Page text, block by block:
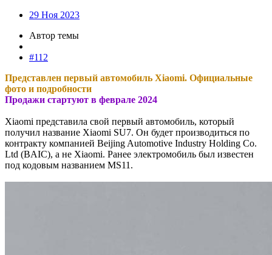
29 Ноя 2023
Автор темы
#112
Представлен первый автомобиль Xiaomi. Официальные
фото и подробности
Продажи стартуют в феврале 2024
Xiaomi представила свой первый автомобиль, который
получил название Xiaomi SU7. Он будет производиться по
контракту компанией Beijing Automotive Industry Holding Co.
Ltd (BAIC), а не Xiaomi. Ранее электромобиль был известен
под кодовым названием MS11.